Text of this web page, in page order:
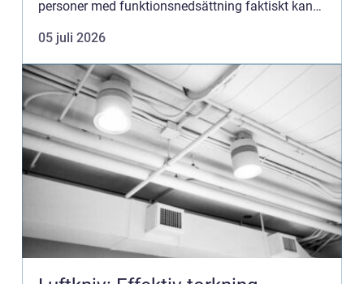
personer med funktionsnedsättning faktiskt kan
stad som Stockholm,...
05 juli 2026